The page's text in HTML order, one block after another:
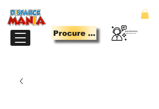
Procure Aqui